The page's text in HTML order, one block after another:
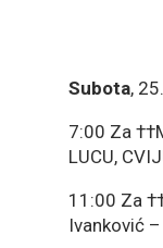
Subota,
7:00 Za
LUCU,
11:00 Za
Ivanković –